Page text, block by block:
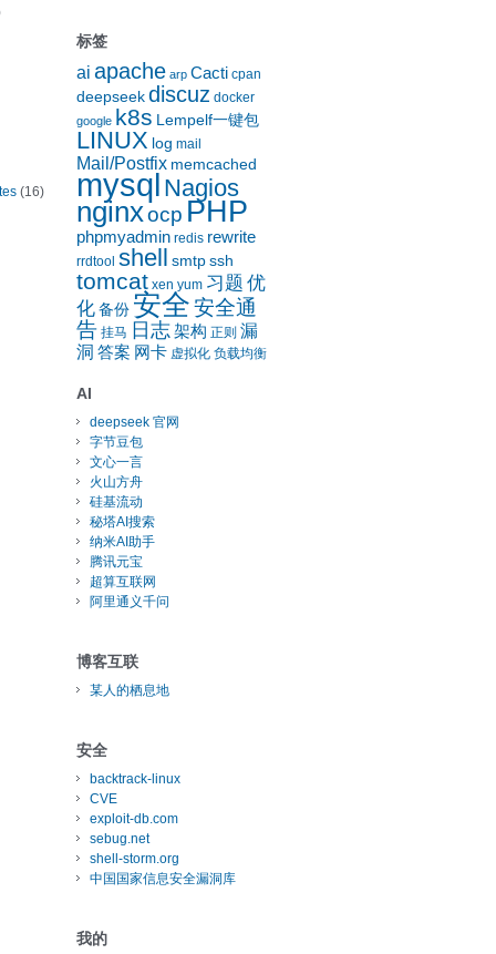
(16)
标签
ai apache arp Cacti cpan
deepseek discuz docker
google k8s Lempelf一键包
LINUX log mail
Mail/Postfix memcached
mysql Nagios
nginxocp PHP
phpmyadmin redis rewrite
rrdtool shell smtp ssh
tomcat xen yum 习题 优
化 备份 安全安全通
告 挂马 日志架构 正则 漏
洞 答案 网卡 虚拟化 负载均衡
AI
deepseek 官网
字节豆包
文心一言
火山方舟
硅基流动
秘塔AI搜索
纳米AI助手
腾讯元宝
超算互联网
阿里通义千问
博客互联
某人的栖息地
安全
backtrack-linux
CVE
exploit-db.com
sebug.net
shell-storm.org
中国国家信息安全漏洞库
我的